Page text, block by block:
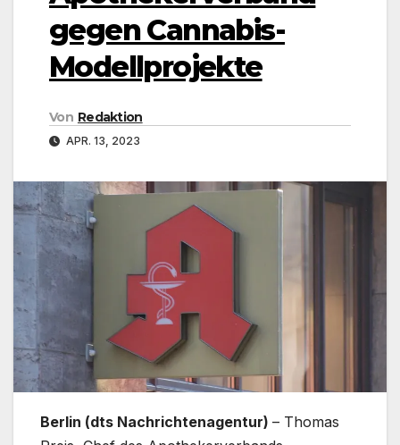
gegen Cannabis-
Modellprojekte
Von Redaktion
APR. 13, 2023
Berlin (dts Nachrichtenagentur) – Thomas